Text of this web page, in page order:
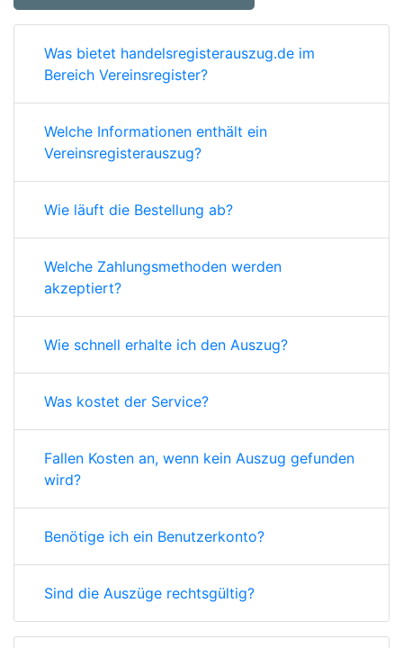
Was bietet handelsregisterauszug.de im
Bereich Vereinsregister?
Welche Informationen enthält ein
Vereinsregisterauszug?
Wie läuft die Bestellung ab?
Welche Zahlungsmethoden werden
akzeptiert?
Wie schnell erhalte ich den Auszug?
Was kostet der Service?
Fallen Kosten an, wenn kein Auszug gefunden
wird?
Benötige ich ein Benutzerkonto?
Sind die Auszüge rechtsgültig?